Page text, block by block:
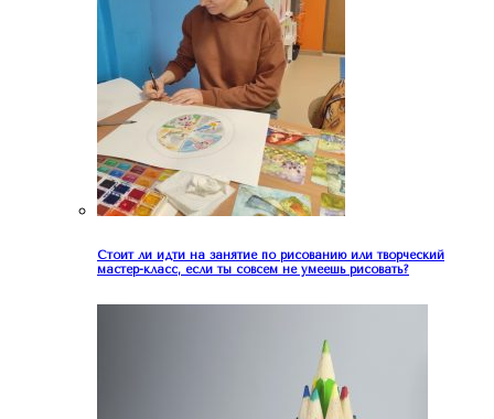
Стоит ли идти на занятие по рисованию или творческий
мастер-класс, если ты совсем не умеешь рисовать?